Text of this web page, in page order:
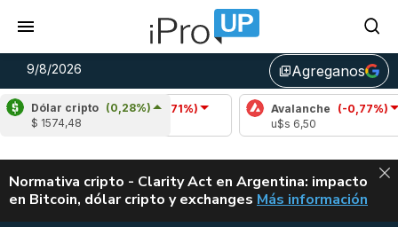
9/8/2026 library_addAgreganos
Dólar cripto (0,28%)
$ 1574,48
Cardano (-0,71%)
u$s 0,20
Avalanche (-0,77%)
ALERTA
Normativa cripto - Clarity Act en Argentina: impacto
en Bitcoin, dólar cripto y exchanges CLARITY ACT EN
Más información